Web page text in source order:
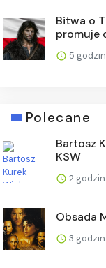
Bitwa o
promuje
5
Polecane
Bartosz
KSW
2
Obsada
3